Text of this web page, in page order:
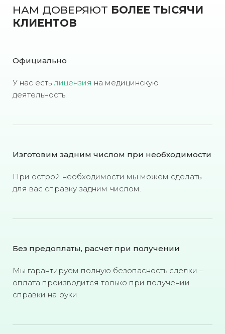
НАМ ДОВЕРЯЮТ БОЛЕЕ ТЫСЯЧИ
КЛИЕНТОВ
Официально
У нас есть лицензия на медицинскую
деятельность.
Изготовим задним числом при необходимости
При острой необходимости мы можем сделать
для вас справку задним числом.
Без предоплаты, расчет при получении
Мы гарантируем полную безопасность сделки –
оплата производится только при получении
справки на руки.